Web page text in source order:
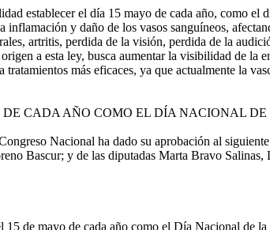
establecer el día 15 mayo de cada año, como
inflamación y daño de los vasos sanguíneos,
artritis, perdida de la visión, perdida de la
a esta ley, busca aumentar la visibilidad de la
tratamientos más eficaces, ya que actualmente la
CADA AÑO COMO EL DÍA NACIONAL
Nacional ha dado su aprobación al
Bascur; y de las diputadas Marta Bravo
de mayo de cada año como el Día Nacional de